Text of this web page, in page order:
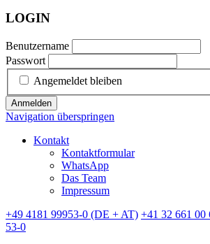
LOGIN
Benutzername
Passwort
Angemeldet bleiben
Anmelden
Navigation überspringen
Kontakt
Kontaktformular
WhatsApp
Das Team
Impressum
+49 4181 99953-0 (DE + AT) +41 32 661 00
53-0